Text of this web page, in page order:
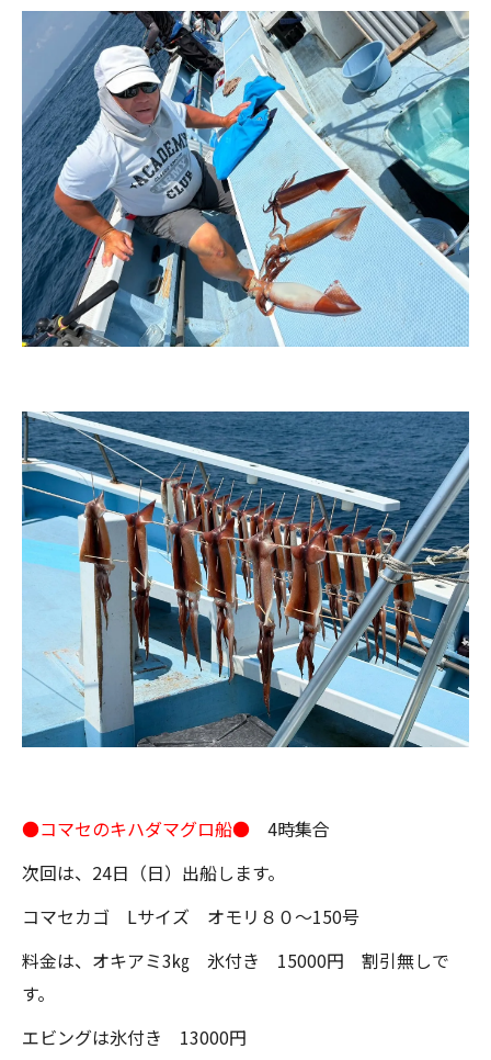
●コマセのキハダマグロ船● 4時集合
次回は、24日（日）出船します。
コマセカゴ Lサイズ オモリ８０～150号
料金は、オキアミ3㎏ 氷付き 15000円 割引無しで
す。
エビングは氷付き 13000円